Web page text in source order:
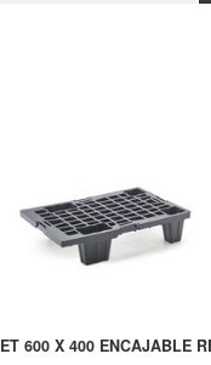
600 X 400 ENCAJABLE